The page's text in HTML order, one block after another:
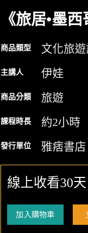
《旅居•墨
商品類型 文化旅
主講人 伊娃
商品分類 旅遊
課程時長 約2小時
發行單位 雅痞書店
線上收看30天
加入購物車